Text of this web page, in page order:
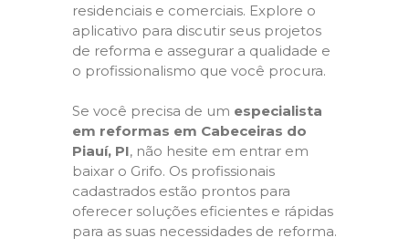
residenciais e comerciais. Explore o
aplicativo para discutir seus projetos
de reforma e assegurar a qualidade e
o profissionalismo que você procura.
Se você precisa de um especialista
em reformas em Cabeceiras do
Piauí, PI, não hesite em entrar em
baixar o Grifo. Os profissionais
cadastrados estão prontos para
oferecer soluções eficientes e rápidas
para as suas necessidades de reforma.